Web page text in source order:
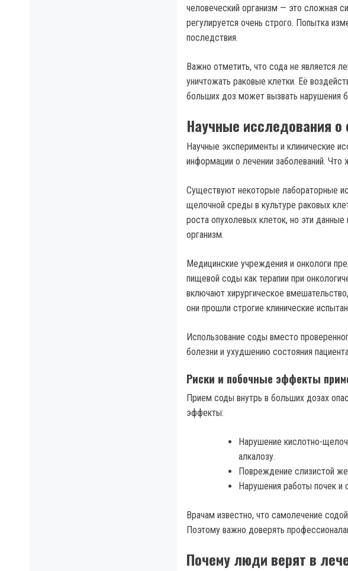
человеческий организм — это сложная
регулируется очень строго. Попытка
последствия.
Важно отметить, что сода не является
уничтожать раковые клетки. Её
больших доз может вызвать нарушения
Научные исследования о
Научные эксперименты и клинические
информации о лечении заболеваний.
Существуют некоторые лабораторные
щелочной среды в культуре раковых
роста опухолевых клеток, но эти
организм.
Медицинские учреждения и онкологи
пищевой соды как терапии при
включают хирургическое
они прошли строгие клинические
Использование соды вместо
болезни и ухудшению состояния
Риски и побочные эффекты
Прием соды внутрь в больших дозах
эффекты:
Нарушение кислотно-
алкалозу.
Повреждение слизистой
Нарушения работы почек и
Врачам известно, что самолечение
Поэтому важно доверять
Почему люди верят в